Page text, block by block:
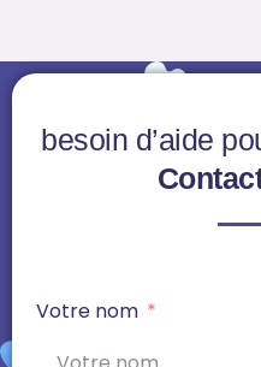
besoin d’aide
Votre nom